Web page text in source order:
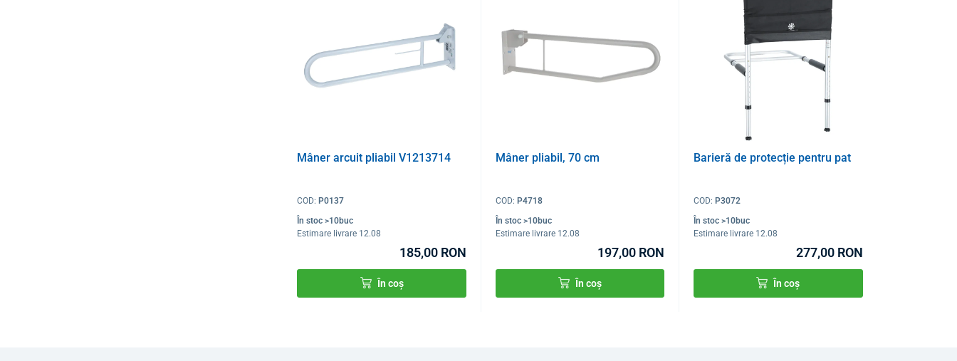
Mâner arcuit pliabil V1213714
COD: P0137
În stoc >10buc
Estimare livrare 12.08
185,00 RON
În coș
Mâner pliabil, 70 cm
COD: P4718
În stoc >10buc
Estimare livrare 12.08
197,00 RON
În coș
Barieră de protecție pentru pat
COD: P3072
În stoc >10buc
Estimare livrare 12.08
277,00 RON
În coș